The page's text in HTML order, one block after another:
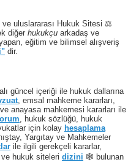
uluslararası Hukuk Sitesi ⚖️
diğer hukukçu arkadaş ve
eğitim ve bilimsel alışveriş
dir.
güncel içeriği ile hukuk dallarına
, emsal mahkeme kararları,
anayasa mahkemesi kararları ile
, hukuk sözlüğü, hukuk
için kolay hesaplama
Yargıtay ve Mahkemeler
ile ilgili gerekçeli kararlar,
ve hukuk siteleri dizini 🕸 bulunan